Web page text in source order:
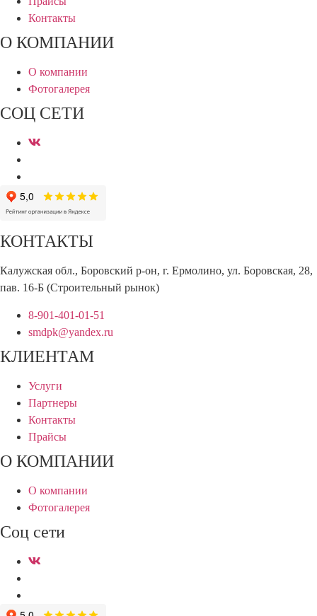
Контакты
О КОМПАНИИ
О компании
Фотогалерея
СОЦ СЕТИ
КОНТАКТЫ
Калужская обл., Боровский р-он, г. Ермолино, ул. Боровская, 28,
пав. 16-Б (Строительный рынок)
8-901-401-01-51
smdpk@yandex.ru
КЛИЕНТАМ
Услуги
Партнеры
Контакты
Прайсы
О КОМПАНИИ
О компании
Фотогалерея
Соц сети